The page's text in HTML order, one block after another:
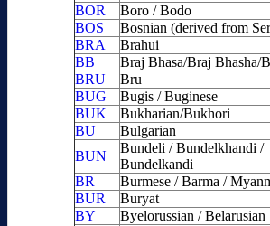
BOR
Boro / Bodo
BOS
Bosnian (derived from
BRA
Brahui
BB
Braj Bhasa/Braj Bhasha/
BRU
Bru
BUG
Bugis / Buginese
BUK
Bukharian/Bukhori
BU
Bulgarian
BUN
Bundeli / Bundelkhandi /
Bundelkandi
BR
Burmese / Barma /
BUR
Buryat
BY
Byelorussian / Belarusian